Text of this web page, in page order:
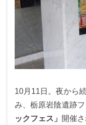
10月11日。夜から
み、栃原岩陰遺跡
ックフェス」
開催